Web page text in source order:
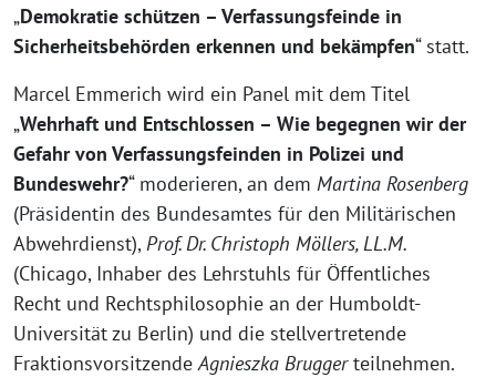
„Demokratie schützen – Verfassungsfeinde in
Sicherheitsbehörden erkennen und bekämpfen“ statt.
Marcel Emmerich wird ein Panel mit dem Titel
„Wehrhaft und Entschlossen – Wie begegnen wir der
Gefahr von Verfassungsfeinden in Polizei und
Bundeswehr?“ moderieren, an dem Martina Rosenberg
(Präsidentin des Bundesamtes für den Militärischen
Abwehrdienst),Prof. Dr. Christoph Möllers, LL.M.
(Chicago, Inhaber des Lehrstuhls für Öffentliches
Recht und Rechtsphilosophie an der Humboldt-
Universität zu Berlin) und die stellvertretende
FraktionsvorsitzendeAgnieszka Bruggerteilnehmen.